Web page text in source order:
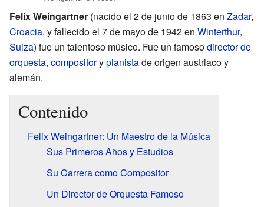
Felix Weingartner (nacido el 2 de junio de 1863 en Zadar,
Croacia, y fallecido el 7 de mayo de 1942 en Winterthur,
Suiza) fue un talentoso músico. Fue un famosodirector de
orquesta, compositorypianistade origen austriaco y
alemán.
Contenido
Felix Weingartner: Un Maestro de la Música
Sus Primeros Años y Estudios
Su Carrera como Compositor
Un Director de Orquesta Famoso